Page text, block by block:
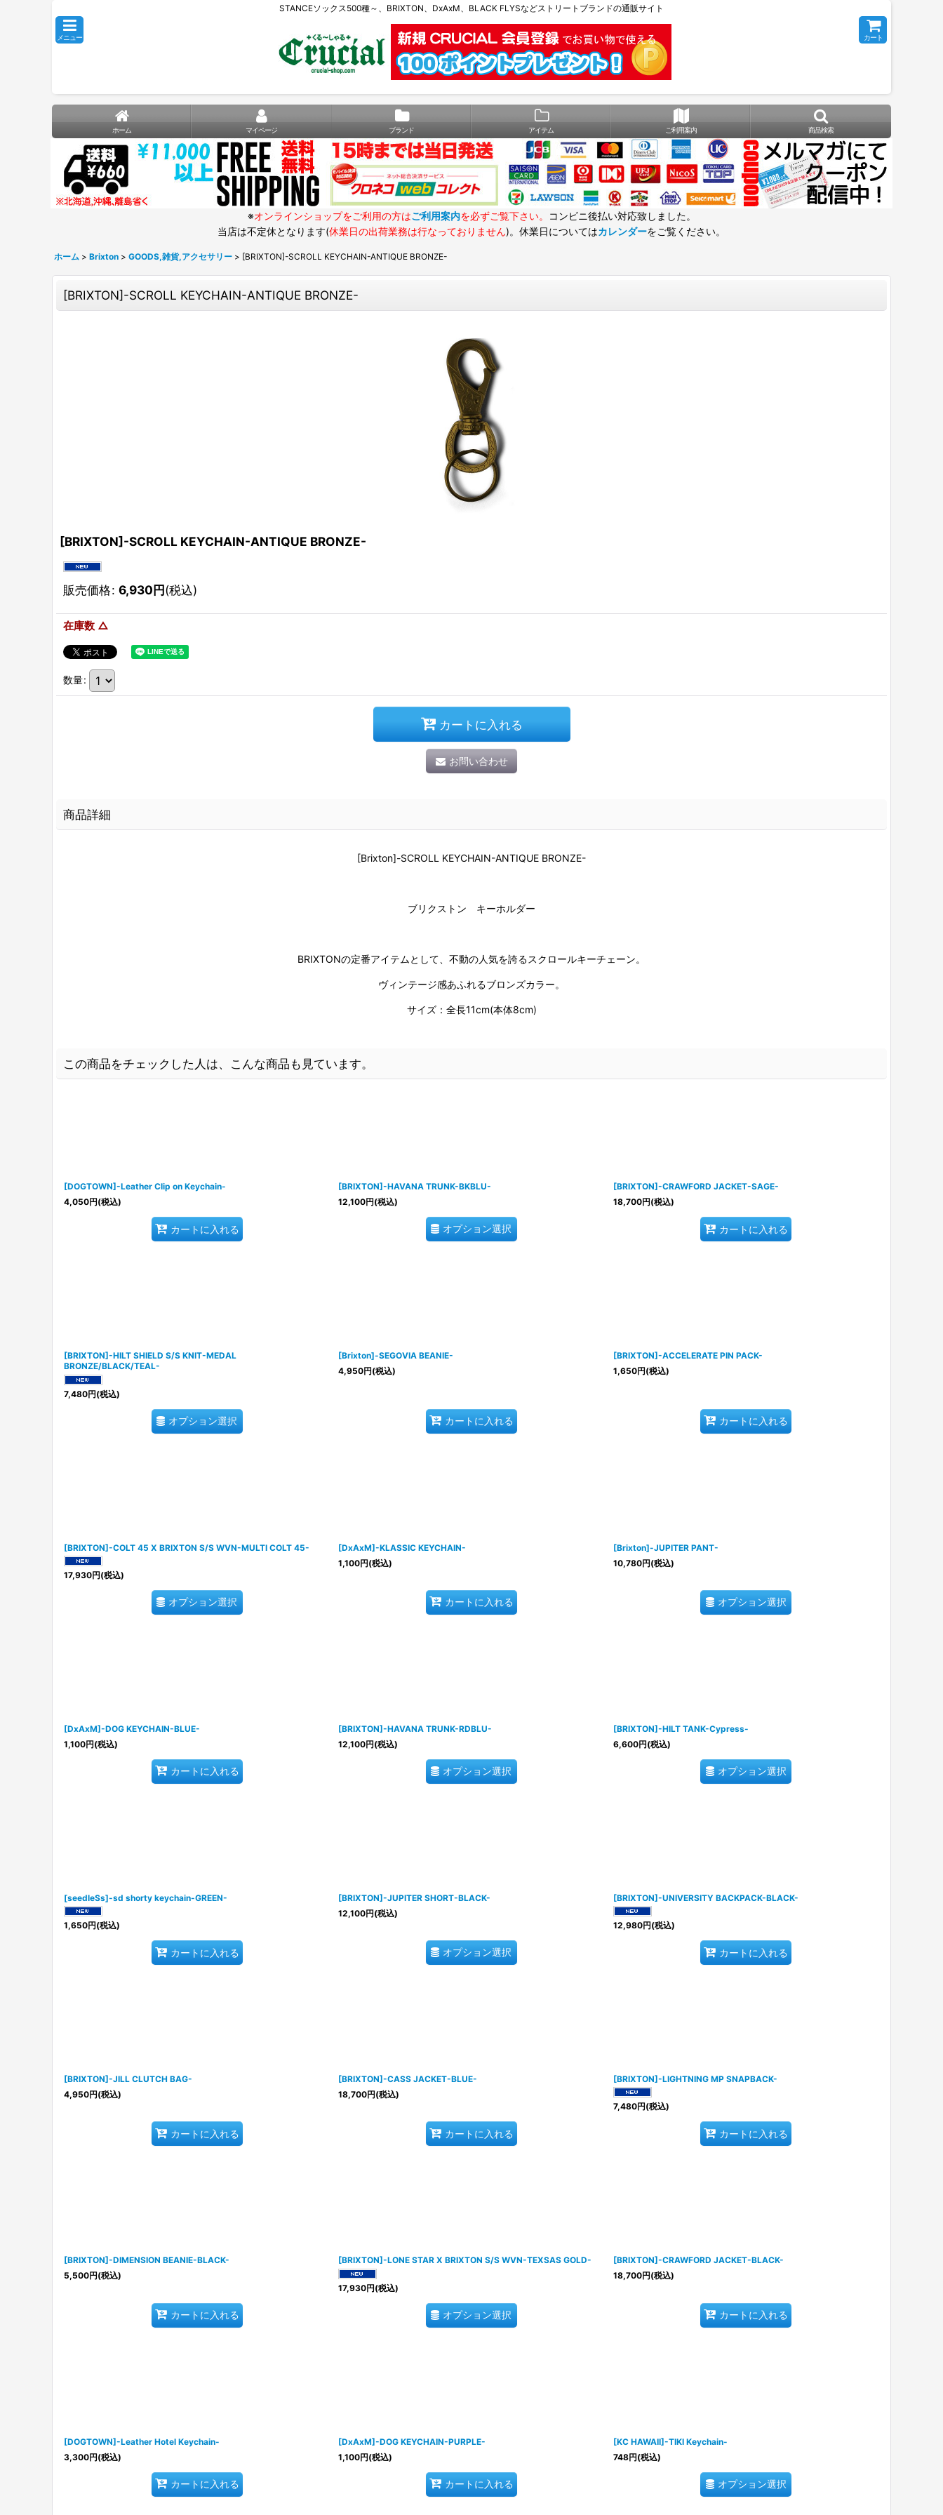
STANCEソックス500種～、BRIXTON、DxAxM、BLACK FLYSなどストリートブランドの通販サイト
メニュー カート
ホーム マイページ ブランド アイテム ご利用案内 商品検索
※オンラインショップをご利用の方はご利用案内を必ずご覧下さい。
コンビニ後払い対応致しました。
当店は不定休となります(休業日の出荷業務は行なっておりません)。休業日についてはカレンダーをご覧ください。
ホーム > Brixton > GOODS,雑貨,アクセサリー > [BRIXTON]-SCROLL KEYCHAIN-ANTIQUE BRONZE-
[BRIXTON]-SCROLL KEYCHAIN-ANTIQUE BRONZE-
[BRIXTON]-SCROLL KEYCHAIN-ANTIQUE BRONZE-
販売価格: 6,930円(税込)
在庫数 △
数量:
カートに入れる
お問い合わせ
商品詳細
[Brixton]-SCROLL KEYCHAIN-ANTIQUE BRONZE-
ブリクストン キーホルダー
BRIXTONの定番アイテムとして、不動の人気を誇るスクロールキーチェーン。
ヴィンテージ感あふれるブロンズカラー。
サイズ：全長11cm(本体8cm)
この商品をチェックした人は、こんな商品も見ています。
[DOGTOWN]-Leather Clip on Keychain-
4,050円(税込)
カートに入れる
[BRIXTON]-HAVANA TRUNK-BKBLU-
12,100円(税込)
オプション選択
[BRIXTON]-CRAWFORD JACKET-SAGE-
18,700円(税込)
カートに入れる
[BRIXTON]-HILT SHIELD S/S KNIT-MEDAL
BRONZE/BLACK/TEAL-
7,480円(税込)
オプション選択
[Brixton]-SEGOVIA BEANIE-
4,950円(税込)
カートに入れる
[BRIXTON]-ACCELERATE PIN PACK-
1,650円(税込)
カートに入れる
[BRIXTON]-COLT 45 X BRIXTON S/S WVN-MULTI COLT 45-
17,930円(税込)
オプション選択
[DxAxM]-KLASSIC KEYCHAIN-
1,100円(税込)
カートに入れる
[Brixton]-JUPITER PANT-
10,780円(税込)
オプション選択
[DxAxM]-DOG KEYCHAIN-BLUE-
1,100円(税込)
カートに入れる
[BRIXTON]-HAVANA TRUNK-RDBLU-
12,100円(税込)
オプション選択
[BRIXTON]-HILT TANK-Cypress-
6,600円(税込)
オプション選択
[seedleSs]-sd shorty keychain-GREEN-
1,650円(税込)
カートに入れる
[BRIXTON]-JUPITER SHORT-BLACK-
12,100円(税込)
オプション選択
[BRIXTON]-UNIVERSITY BACKPACK-BLACK-
12,980円(税込)
カートに入れる
[BRIXTON]-JILL CLUTCH BAG-
4,950円(税込)
カートに入れる
[BRIXTON]-CASS JACKET-BLUE-
18,700円(税込)
カートに入れる
[BRIXTON]-LIGHTNING MP SNAPBACK-
7,480円(税込)
カートに入れる
[BRIXTON]-DIMENSION BEANIE-BLACK-
5,500円(税込)
カートに入れる
[BRIXTON]-LONE STAR X BRIXTON S/S WVN-TEXSAS GOLD-
17,930円(税込)
オプション選択
[BRIXTON]-CRAWFORD JACKET-BLACK-
18,700円(税込)
カートに入れる
[DOGTOWN]-Leather Hotel Keychain-
3,300円(税込)
カートに入れる
[DxAxM]-DOG KEYCHAIN-PURPLE-
1,100円(税込)
カートに入れる
[KC HAWAII]-TIKI Keychain-
748円(税込)
オプション選択